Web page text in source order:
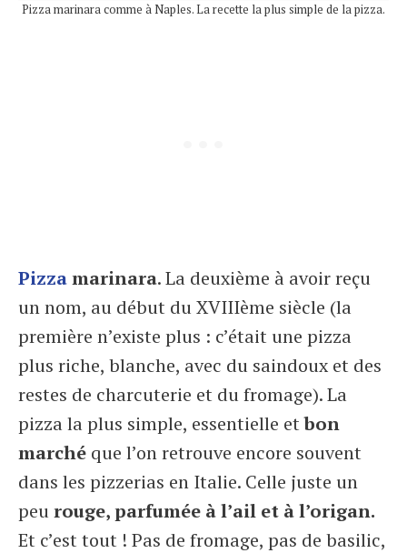
Pizza marinara comme à Naples. La recette la plus simple de la pizza.
Pizzamarinara. La deuxième à avoir reçu
un nom, au début du XVIIIème siècle (la
première n’existe plus : c’était une pizza
plus riche, blanche, avec du saindoux et des
restes de charcuterie et du fromage). La
pizza la plus simple, essentielle etbon
marché que l’on retrouve encore souvent
dans les pizzerias en Italie. Celle juste un
peu rouge, parfumée à l’ail et à l’origan.
Et c’est tout ! Pas de fromage, pas de basilic,